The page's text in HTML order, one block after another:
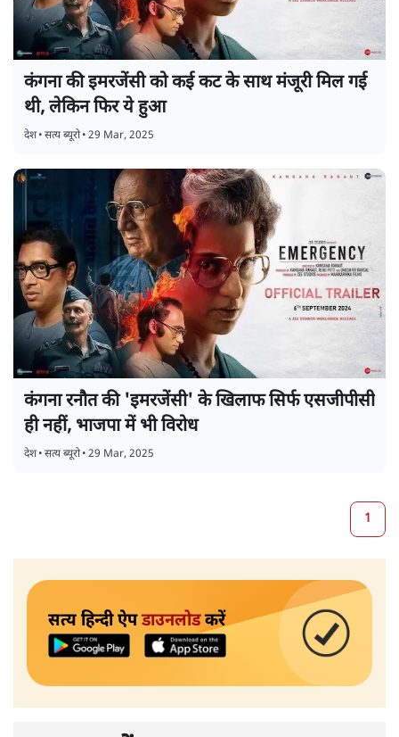
कंगना की इमरजेंसी को कई कट के साथ मंजूरी मिल गई
थी, लेकिन फिर ये हुआ
देश•सत्य ब्यूरो•29 Mar, 2025
कंगना रनौत की 'इमरजेंसी' के खिलाफ सिर्फ एसजीपीसी
ही नहीं, भाजपा में भी विरोध
देश•सत्य ब्यूरो•29 Mar, 2025
1
सत्य हिन्दी ऐपडाउनलोडकरें